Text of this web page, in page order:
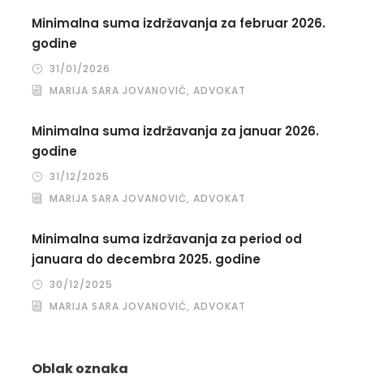
Minimalna suma izdržavanja za februar 2026.
godine
31/01/2026
MARIJA SARA JOVANOVIĆ, ADVOKAT
Minimalna suma izdržavanja za januar 2026.
godine
31/12/2025
MARIJA SARA JOVANOVIĆ, ADVOKAT
Minimalna suma izdržavanja za period od
januara do decembra 2025. godine
30/12/2025
MARIJA SARA JOVANOVIĆ, ADVOKAT
Oblak oznaka